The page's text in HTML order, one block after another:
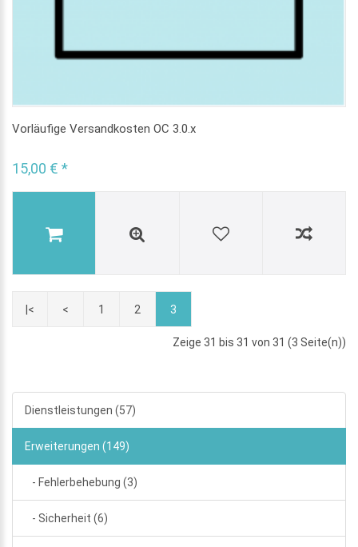
Vorläufige Versandkosten OC 3.0.x
15,00 € *
|< < 1 2 3
Zeige 31 bis 31 von 31 (3 Seite(n))
Dienstleistungen (57)
Erweiterungen (149)
- Fehlerbehebung (3)
- Sicherheit (6)